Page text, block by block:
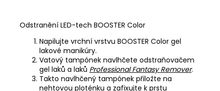
Odstranění LED-tech BOOSTER Color
Napilujte vrchní vrstvu BOOSTER Color gel
lakové manikúry.
Vatový tampónek navlhčete odstraňovačem
gel laků a laků Professional Fantasy Remover.
Takto navlhčený tampónek přiložte na
nehtovou ploténku a zafixujte k prstu